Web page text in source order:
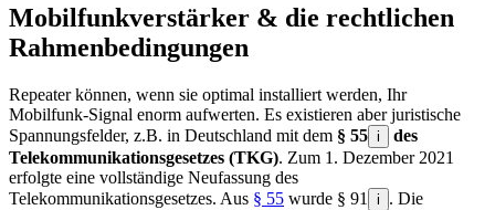
Mobilfunkverstärker & die rechtlichen
Rahmenbedingungen
Repeater können, wenn sie optimal installiert werden, Ihr
Mobilfunk-Signal enorm aufwerten. Es existieren aber juristische
Spannungsfelder, z.B. in Deutschland mit dem § 55 i
des
Telekommunikationsgesetzes (TKG). Zum 1. Dezember 2021
erfolgte eine vollständige Neufassung des
Telekommunikationsgesetzes. Aus § 55 wurde § 91 i
. Die